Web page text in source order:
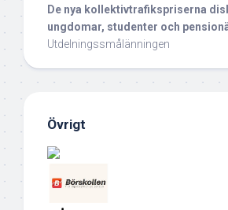
De nya kollektivtrafikspriserna
ungdomar, studenter och
Utdelningssmålänningen
Övrigt